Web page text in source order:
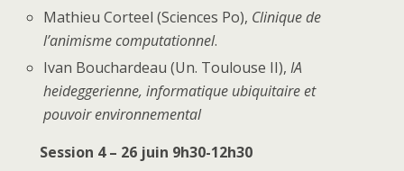
Mathieu Corteel (Sciences Po), Clinique de
l’animisme computationnel.
Ivan Bouchardeau (Un. Toulouse II),IA
heideggerienne, informatique ubiquitaire et
pouvoir environnemental
Session 4 – 26 juin 9h30-12h30